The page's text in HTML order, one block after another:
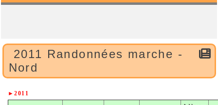
2011 Randonnées marche -
Nord
►2011